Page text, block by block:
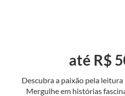
Descubra a paixão pela
Mergulhe em histórias
até R$